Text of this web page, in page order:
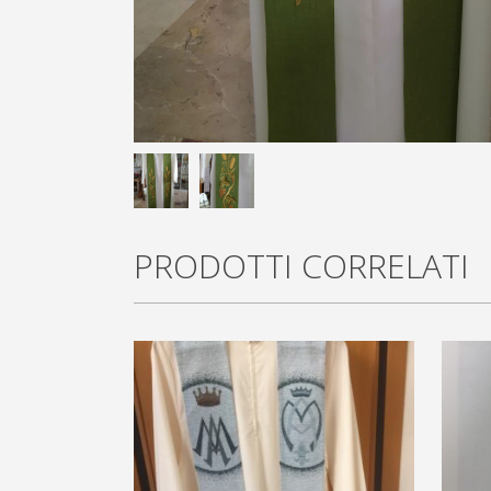
PRODOTTI CORRELATI